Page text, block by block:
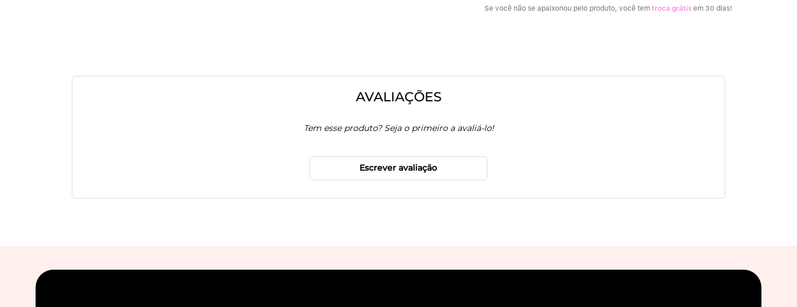
Se você não se apaixonou pelo produto, você tem troca grátis em 30 dias!
AVALIAÇÕES
Tem esse produto? Seja o primeiro a avaliá-lo!
Escrever avaliação